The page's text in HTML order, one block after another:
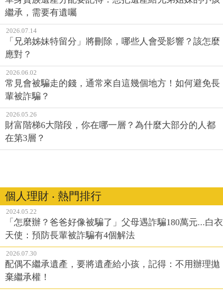
繼承，需要有遺囑
2026.07.14
「兄弟姊妹特留分」將刪除，哪些人會受影響？該怎麼
應對？
2026.06.02
常見會被騙走的錢，通常來自這幾個地方！如何避免長
輩被詐騙？
2026.05.26
財富階梯6大階段，你在哪一層？為什麼大部分的人都
在第3層？
個人理財 ‧ 熱門排行
2024.05.22
「怎麼辦？爸爸好像被騙了」父母遇詐騙180萬元...白衣
天使：預防長輩被詐騙有4個解法
2026.07.30
配偶不繼承遺產，要將遺產給小孩，記得：不用辦理拋
棄繼承權！